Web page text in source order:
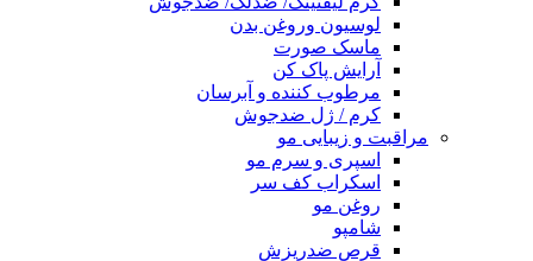
لوسیون وروغن بدن
ماسک صورت
آرایش پاک کن
مرطوب کننده و آبرسان
کرم / ژل ضدجوش
مراقبت و زیبایی مو
اسپری و سرم مو
اسکراب کف سر
روغن مو
شامپو
قرص ضدریزش